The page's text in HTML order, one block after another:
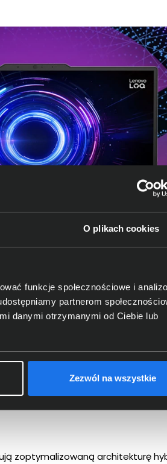
O plikach cookies
funkcje społecznościowe i
partnerom
danymi otrzymanymi od Ciebie lub
Zezwól na wszystkie
zoptymalizowaną architekturę